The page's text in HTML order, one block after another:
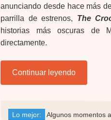
anunciando desde hace más
parrilla de estrenos, The
historias más oscuras de
directamente.
Continuar leyendo
Lo mejor: Algunos momentos